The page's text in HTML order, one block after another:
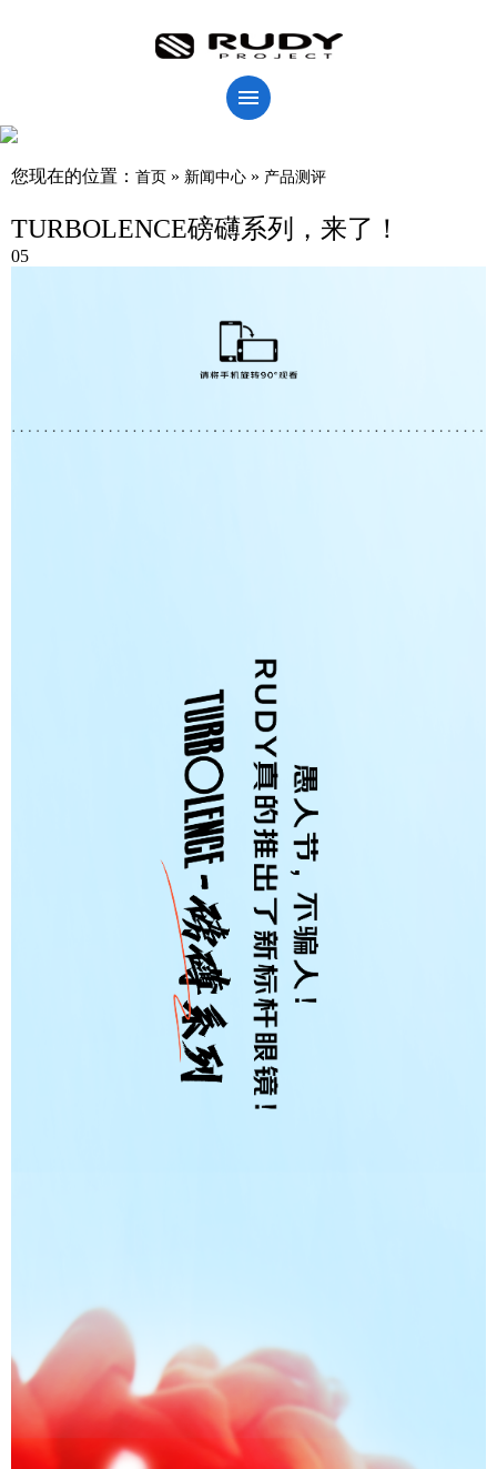
您现在的位置： 首页 » 新闻中心 » 产品测评
TURBOLENCE磅礴系列，来了！
05